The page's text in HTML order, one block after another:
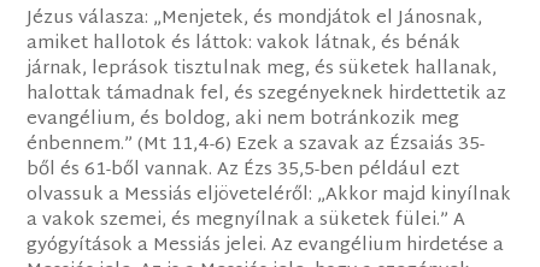
Jézus válasza: „Menjetek, és mondjátok el Jánosnak,
amiket hallotok és láttok: vakok látnak, és bénák
járnak, leprások tisztulnak meg, és süketek hallanak,
halottak támadnak fel, és szegényeknek hirdettetik az
evangélium, és boldog, aki nem botránkozik meg
énbennem.” (Mt 11,4-6) Ezek a szavak az Ézsaiás 35-
ből és 61-ből vannak. Az Ézs 35,5-ben például ezt
olvassuk a Messiás eljöveteléről: „Akkor majd kinyílnak
a vakok szemei, és megnyílnak a süketek fülei.” A
gyógyítások a Messiás jelei. Az evangélium hirdetése a